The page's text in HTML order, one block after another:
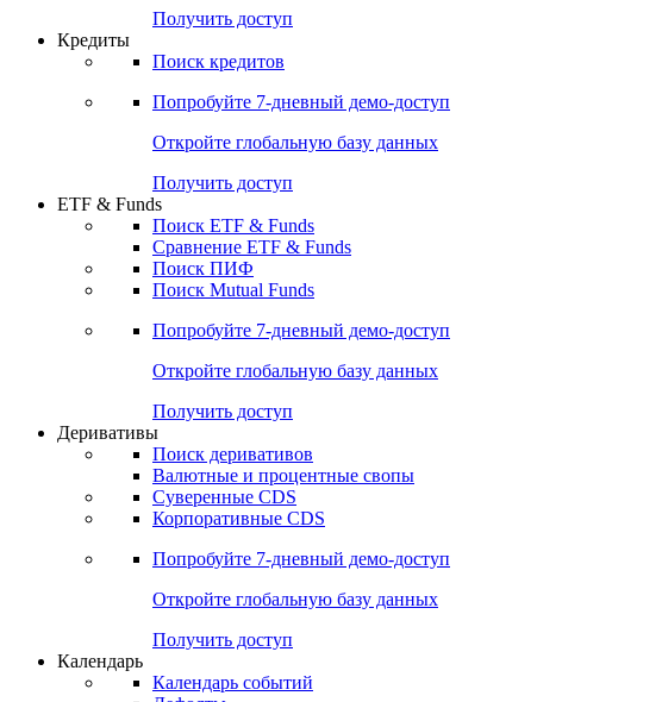
Попробуйте7-дневный
Откройте глобальную базу данных
Получить доступ
Кредиты
Поиск кредитов
Попробуйте7-дневный
Откройте глобальную базу данных
Получить доступ
ETF & Funds
Поиск ETF & Funds
Сравнение ETF & Funds
Поиск ПИФ
Поиск Mutual Funds
Попробуйте7-дневный
Откройте глобальную базу данных
Получить доступ
Деривативы
Поиск деривативов
Валютные и процентные свопы
Суверенные CDS
Корпоративные CDS
Попробуйте7-дневный
Откройте глобальную базу данных